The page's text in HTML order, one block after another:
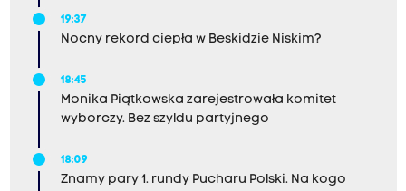
19:37
Nocny rekord ciepła w Beskidzie Niskim?
18:45
Monika Piątkowska zarejestrowała komitet
wyborczy. Bez szyldu partyjnego
18:09
Znamy pary 1. rundy Pucharu Polski. Na kogo